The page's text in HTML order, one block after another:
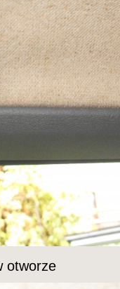
otworze